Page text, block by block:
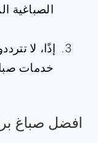
الصباغية
إذًا، لا
خدمات
افضل صباغ